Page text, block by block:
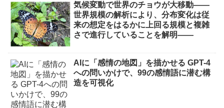
気候変動で世界のチョウが大移動――
世界規模の解析により、分布変化は従
来の想定をはるかに上回る規模と複雑
さで進行していることを解明――
AIに「感情の地図」を描かせる GPT-4
への問いかけで、99の感情語に潜む構
造を可視化